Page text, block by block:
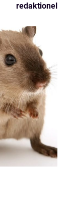
redaktionel